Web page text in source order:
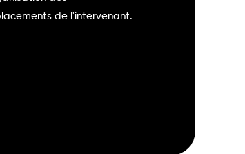
de l'intervenant.